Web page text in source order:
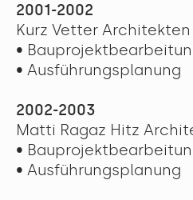
2001-2002
Kurz Vetter Architekten
•
• Ausführungsplanung
2002-2003
Matti Ragaz Hitz
•
• Ausführungsplanung